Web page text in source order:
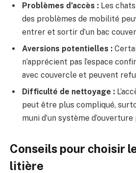
Problèmes d’accès : Les
des problèmes de mobilité
entrer et sortir d’un bac
Aversions potentielles :
n’apprécient pas l’espace
avec couvercle et peuvent
Difficulté de nettoyage :
peut être plus compliqué,
muni d’un système
Conseils pour choisir
litière